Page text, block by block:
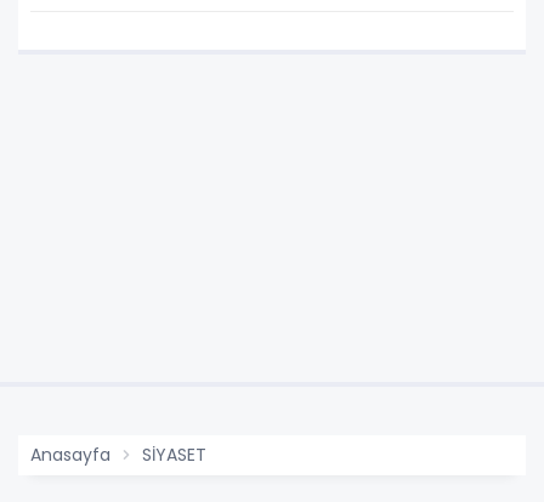
Anasayfa SİYASET